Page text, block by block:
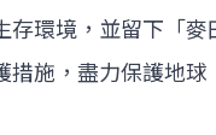
環境，並留下「
施，盡力保護地